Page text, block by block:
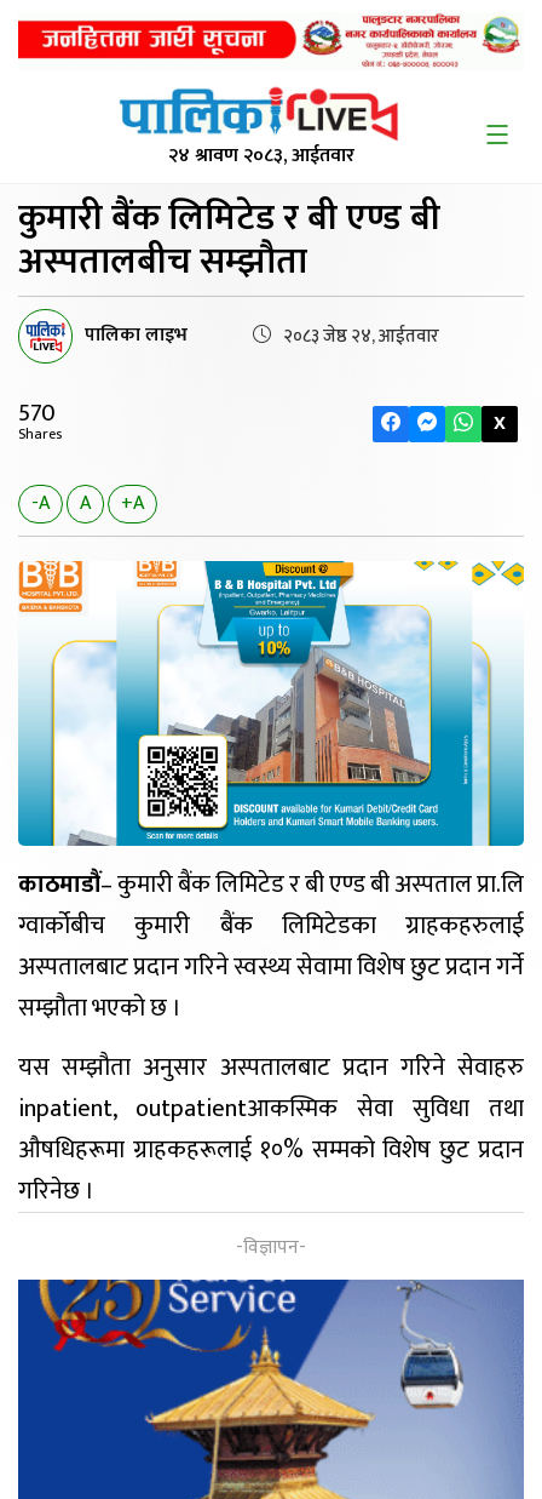
२४ श्रावण २०८३, आईतवार
कुमारी बैंक लिमिटेडर बी एण्ड बी
अस्पतालबीच सम्झौता
पालिका लाइभ २०८३ जेष्ठ २४, आईतवार
570
Shares X
-A A +A
काठमाडौं– कुमारी बैंक लिमिटेड र बी एण्ड बी अस्पताल प्रा.लि
ग्वार्कोबीच कुमारी बैंक लिमिटेडका ग्राहकहरुलाई
अस्पतालबाट प्रदान गरिने स्वस्थ्य सेवामा विशेष छुट प्रदान गर्ने
सम्झौता भएको छ ।
यस सम्झौता अनुसार अस्पतालबाट प्रदान गरिने सेवाहरु
inpatient, outpatientआकस्मिक सेवा सुविधा तथा
औषधिहरूमा ग्राहकहरूलाई १०% सम्मको विशेष छुट प्रदान
गरिनेछ ।